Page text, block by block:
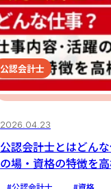
公認会計士
2026.04.23
公認会計士とはどん
の場・資格の特徴を